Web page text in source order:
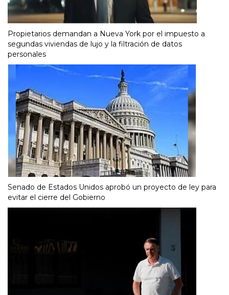
Propietarios demandan a Nueva York por el impuesto a
segundas viviendas de lujo y la filtración de datos
personales
Senado de Estados Unidos aprobó un proyecto de ley para
evitar el cierre del Gobierno